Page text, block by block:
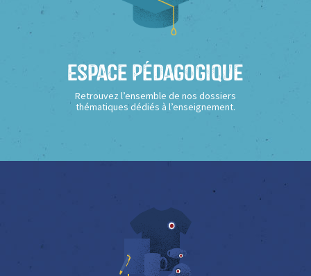
Espace Pédagogique
Retrouvez l’ensemble de nos dossiers
thématiques dédiés à l’enseignement.